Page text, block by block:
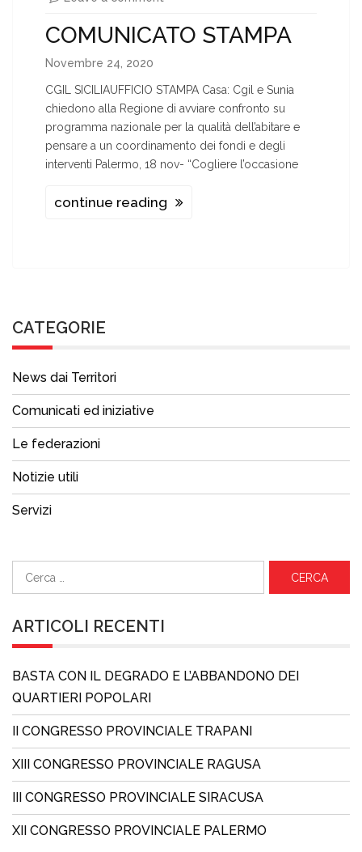
COMUNICATO STAMPA
Novembre 24, 2020
CGIL SICILIAUFFICIO STAMPA Casa: Cgil e Sunia
chiedono alla Regione di avviare confronto su
programma nazionale per la qualità dell’abitare e
pensare a un coordinamento dei fondi e degli
interventi Palermo, 18 nov- “Cogliere l’occasione
continue reading
CATEGORIE
News dai Territori
Comunicati ed iniziative
Le federazioni
Notizie utili
Servizi
ARTICOLI RECENTI
BASTA CON IL DEGRADO E L’ABBANDONO DEI
QUARTIERI POPOLARI
II CONGRESSO PROVINCIALE TRAPANI
XIII CONGRESSO PROVINCIALE RAGUSA
III CONGRESSO PROVINCIALE SIRACUSA
XII CONGRESSO PROVINCIALE PALERMO